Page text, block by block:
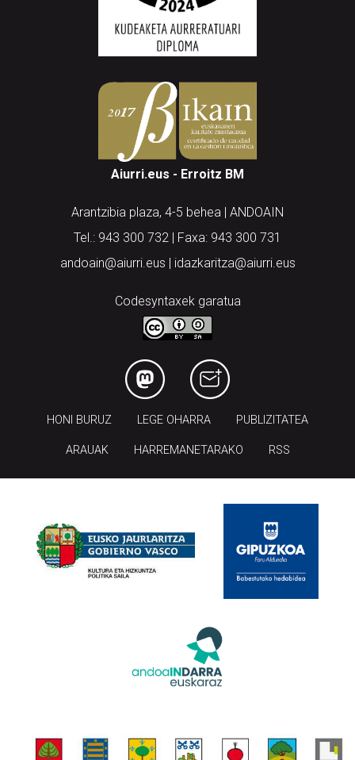
Aiurri.eus - Erroitz BM
Arantzibia plaza, 4-5 behea | ANDOAIN
Tel.: 943 300 732 | Faxa: 943 300 731
andoain@aiurri.eus | idazkaritza@aiurri.eus
Codesyntaxek garatua
HONI BURUZ LEGE OHARRA PUBLIZITATEA
ARAUAK HARREMANETARAKO RSS